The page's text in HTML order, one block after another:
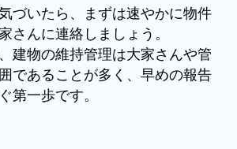
づいたら、まずは速やかに物件
さんに連絡しましょう。
建物の維持管理は大家さんや管
であることが多く、早めの報告
第一歩です。